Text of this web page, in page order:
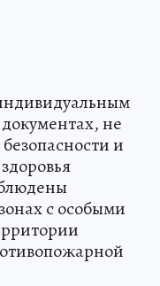
не
и
с особыми